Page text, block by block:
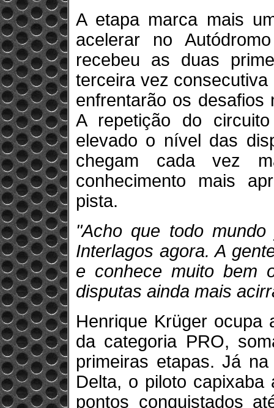
A etapa marca mais
acelerar no
recebeu as duas
terceira vez
enfrentarão os desafios
A repetição do
elevado o nível das
chegam cada vez
conhecimento mais
pista.
"Acho que todo
Interlagos agora. A
e conhece muito bem
disputas ainda mais
Henrique Krüger ocupa
da categoria PRO,
primeiras etapas. Já
Delta, o piloto capixaba
pontos conquistados